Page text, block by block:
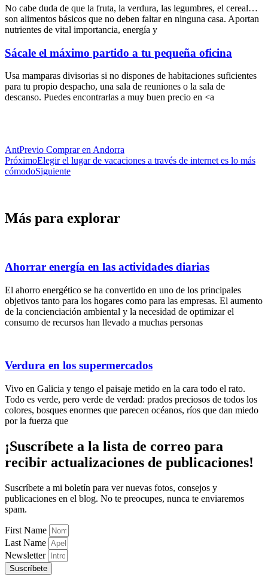
No cabe duda de que la fruta, la verdura, las legumbres, el cereal…
son alimentos básicos que no deben faltar en ninguna casa. Aportan
nutrientes de vital importancia, energía y
Sácale el máximo partido a tu pequeña oficina
Usa mamparas divisorias si no dispones de habitaciones suficientes
para tu propio despacho, una sala de reuniones o la sala de
descanso. Puedes encontrarlas a muy buen precio en <a
AntPrevio Comprar en Andorra
PróximoElegir el lugar de vacaciones a través de internet es lo más
cómodoSiguiente
Más para explorar
Ahorrar energía en las actividades diarias
El ahorro energético se ha convertido en uno de los principales
objetivos tanto para los hogares como para las empresas. El aumento
de la concienciación ambiental y la necesidad de optimizar el
consumo de recursos han llevado a muchas personas
Verdura en los supermercados
Vivo en Galicia y tengo el paisaje metido en la cara todo el rato.
Todo es verde, pero verde de verdad: prados preciosos de todos los
colores, bosques enormes que parecen océanos, ríos que dan miedo
por la fuerza que
¡Suscríbete a la lista de correo para
recibir actualizaciones de publicaciones!
Suscríbete a mi boletín para ver nuevas fotos, consejos y
publicaciones en el blog. No te preocupes, nunca te enviaremos
spam.
First Name
Last Name
Newsletter
Suscríbete